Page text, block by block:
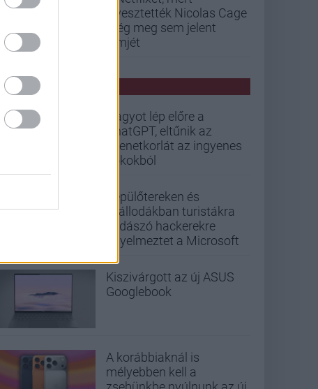
elvesztették Nicolas Cage
még meg sem jelent
filmjét
PCW HÍREK
Nagyot lép előre a
ChatGPT, eltűnik az
üzenetkorlát az ingyenes
fiókokból
Repülőtereken és
szállodákban turistákra
vadászó hackerekre
figyelmeztet a Microsoft
Kiszivárgott az új ASUS
Googlebook
A korábbiaknál is
mélyebben kell a